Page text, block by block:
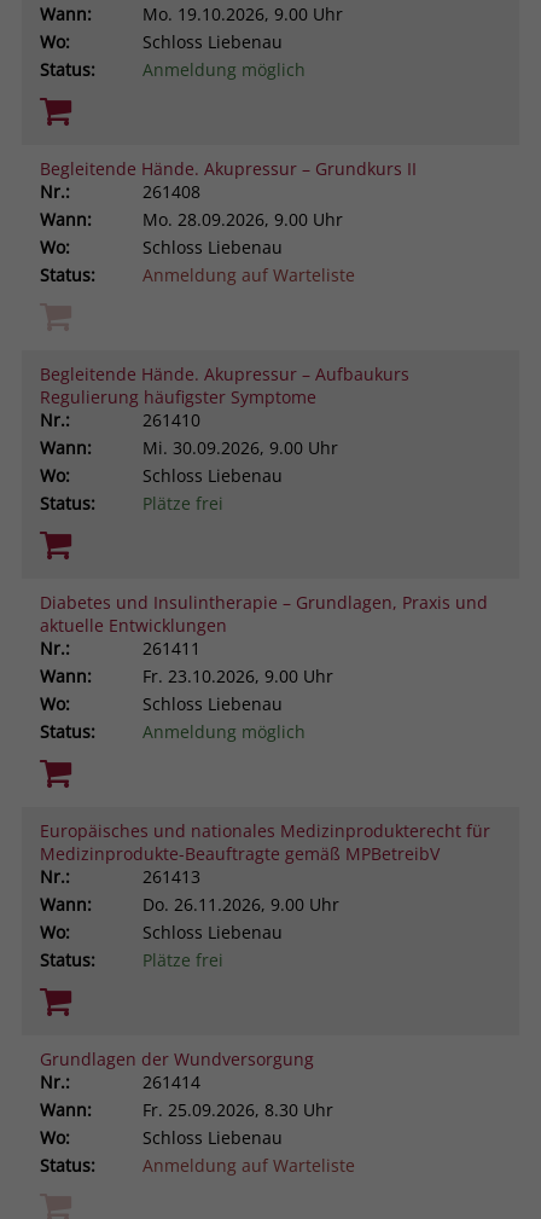
Wann:
Mo. 19.10.2026, 9.00 Uhr
Wo:
Schloss Liebenau
Status:
Anmeldung möglich
Begleitende Hände. Akupressur – Grundkurs II
Nr.:
261408
Wann:
Mo. 28.09.2026, 9.00 Uhr
Wo:
Schloss Liebenau
Status:
Anmeldung auf Warteliste
Begleitende Hände. Akupressur – Aufbaukurs
Regulierung häufigster Symptome
Nr.:
261410
Wann:
Mi. 30.09.2026, 9.00 Uhr
Wo:
Schloss Liebenau
Status:
Plätze frei
Diabetes und Insulintherapie – Grundlagen, Praxis und
aktuelle Entwicklungen
Nr.:
261411
Wann:
Fr. 23.10.2026, 9.00 Uhr
Wo:
Schloss Liebenau
Status:
Anmeldung möglich
Europäisches und nationales Medizinprodukterecht für
Medizinprodukte-Beauftragte gemäß MPBetreibV
Nr.:
261413
Wann:
Do. 26.11.2026, 9.00 Uhr
Wo:
Schloss Liebenau
Status:
Plätze frei
Grundlagen der Wundversorgung
Nr.:
261414
Wann:
Fr. 25.09.2026, 8.30 Uhr
Wo:
Schloss Liebenau
Status:
Anmeldung auf Warteliste